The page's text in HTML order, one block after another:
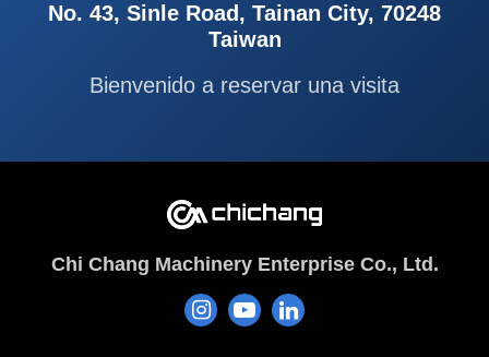
No. 43, Sinle Road, Tainan City, 70248
Taiwan
Bienvenido a reservar una visita
Chi Chang Machinery Enterprise Co., Ltd.